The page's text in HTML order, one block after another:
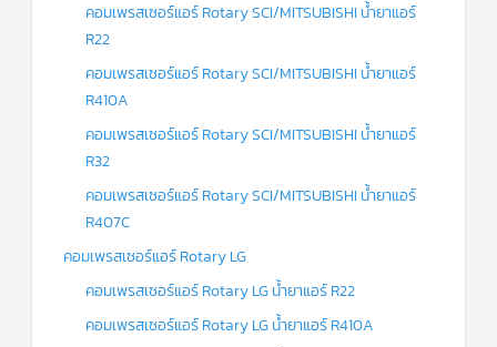
คอมเพรสเซอร์แอร์ Rotary SCI/MITSUBISHI น้ำยาแอร์
R22
คอมเพรสเซอร์แอร์ Rotary SCI/MITSUBISHI น้ำยาแอร์
R410A
คอมเพรสเซอร์แอร์ Rotary SCI/MITSUBISHI น้ำยาแอร์
R32
คอมเพรสเซอร์แอร์ Rotary SCI/MITSUBISHI น้ำยาแอร์
R407C
คอมเพรสเซอร์แอร์ Rotary LG
คอมเพรสเซอร์แอร์ Rotary LG น้ำยาแอร์ R22
คอมเพรสเซอร์แอร์ Rotary LG น้ำยาแอร์ R410A